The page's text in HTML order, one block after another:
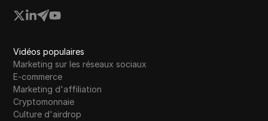
Vidéos populaires
Marketing sur les réseaux sociaux
E-commerce
Marketing d'affiliation
Cryptomonnaie
Culture d'airdrop